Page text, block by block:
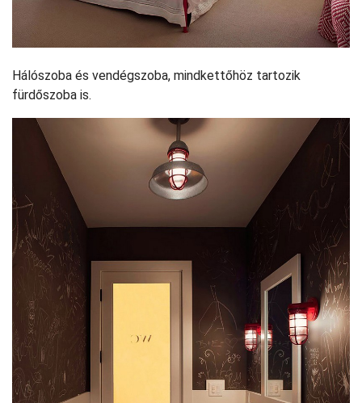
Hálószoba és vendégszoba, mindkettőhöz tartozik
fürdőszoba is.